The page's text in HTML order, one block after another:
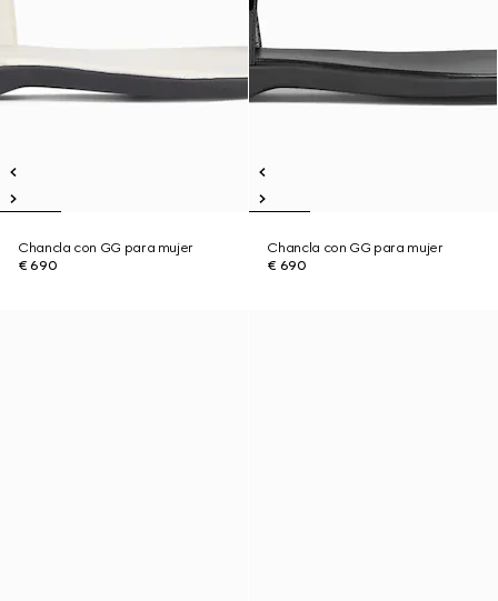
Chancla con GG para mujer
€ 690
Chancla con GG para mujer
€ 690